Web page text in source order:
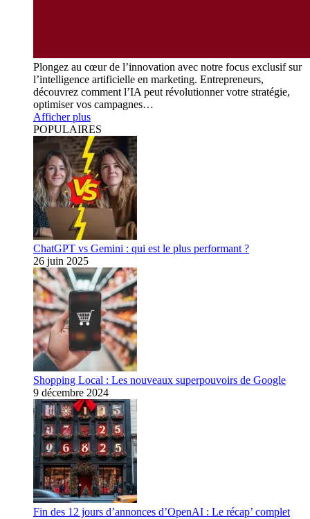
Plongez au cœur de l’innovation avec notre focus exclusif sur
l’intelligence artificielle en marketing. Entrepreneurs,
découvrez comment l’IA peut révolutionner votre stratégie,
optimiser vos campagnes…
Afficher plus
POPULAIRES
ChatGPT vs Gemini : qui est le plus performant ?
26 juin 2025
Shopping Local : Les nouveaux superpouvoirs de Google
9 décembre 2024
Fin des 12 jours d’annonces d’OpenAI : Le récap’ complet